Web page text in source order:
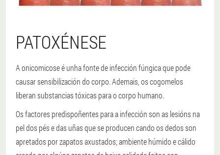
PATOXÉNESE
A onicomicose é unha fonte de infección fúngica que pode
causar sensibilización do corpo. Ademais, os cogomelos
liberan substancias tóxicas para o corpo humano.
Os factores predispoñentes para a infección son as lesións na
pel dos pés e das uñas que se producen cando os dedos son
apretados por zapatos axustados; ambiente húmido e cálido